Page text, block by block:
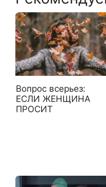
Вопрос всерьез:
ЕСЛИ ЖЕНЩИНА
ПРОСИТ